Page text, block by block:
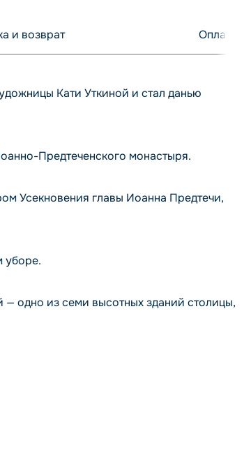
и возврат Оплата
Кати Уткиной и стал данью
Предтеченского монастыря.
Усекновения главы Иоанна Предтечи,
уборе.
одно из семи высотных зданий столицы,